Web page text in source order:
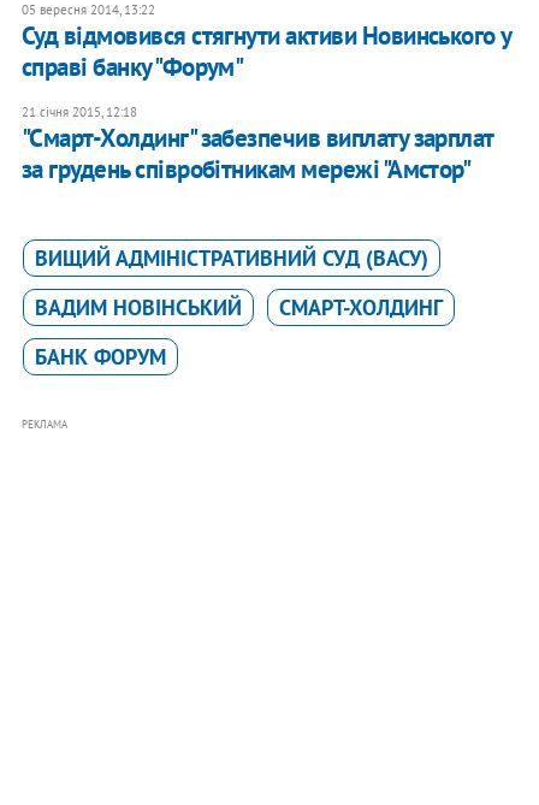
05 вересня 2014, 13:22
Суд відмовився стягнути активи Новинського у
справі банку "Форум"
21 січня 2015, 12:18
"Смарт-Холдинг" забезпечив виплату зарплат
за грудень співробітникам мережі "Амстор"
ВИЩИЙ АДМІНІСТРАТИВНИЙ СУД (ВАСУ)
ВАДИМ НОВІНСЬКИЙ
СМАРТ-ХОЛДИНГ
БАНК ФОРУМ
РЕКЛАМА